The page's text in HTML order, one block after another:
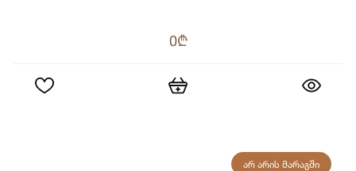
0₾
ᲐᲠ ᲐᲠᲘᲡ ᲛᲐᲠᲐᲒᲨᲘ